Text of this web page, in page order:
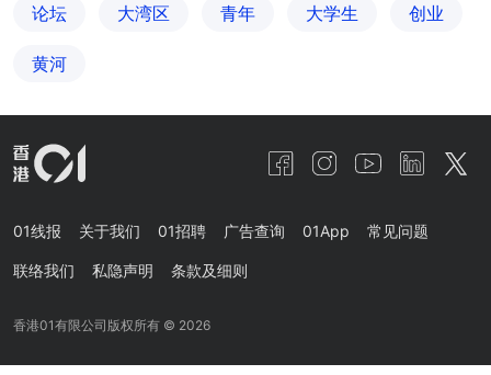
论坛 大湾区 青年 大学生 创业
黄河
01线报 关于我们 01招聘 广告查询 01App 常见问题
联络我们 私隐声明 条款及细则
香港01有限公司版权所有 © 2026